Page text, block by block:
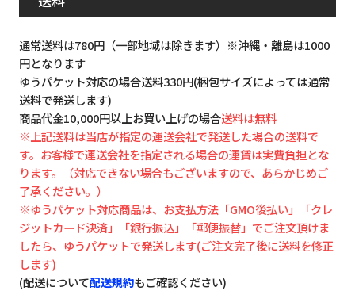
通常送料は780円（一部地域は除きます）※沖縄・離島は1000
円となります
ゆうパケット対応の場合送料330円(梱包サイズによっては通常
送料で発送します)
商品代金10,000円以上お買い上げの場合送料は無料
※上記送料は当店が指定の運送会社で発送した場合の送料で
す。お客様で運送会社を指定される場合の運賃は実費負担とな
ります。（対応できない場合もございますので、あらかじめご
了承ください。）
※ゆうパケット対応商品は、お支払方法「GMO後払い」「クレ
ジットカード決済」「銀行振込」「郵便振替」でご注文頂けま
したら、ゆうパケットで発送します(ご注文完了後に送料を修正
します)
(配送について配送規約もご確認ください)